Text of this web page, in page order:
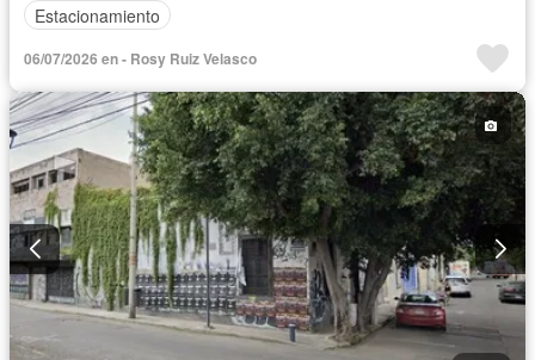
Estacionamiento
06/07/2026 en - Rosy Ruiz Velasco